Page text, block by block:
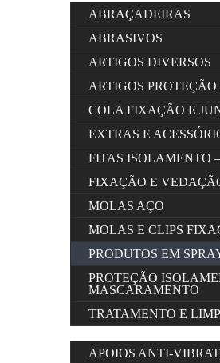
ABRAÇADEIRAS
ABRASIVOS
ARTIGOS DIVERSOS
ARTIGOS PROTEÇÃO
COLA FIXAÇÃO E
EXTRAS E
FITAS ISOLAMENTO
FIXAÇÃO E
MOLAS AÇO
MOLAS E CLIPS
PRODUTOS EM
PROTEÇÃO
MASCARAMENTO
TRATAMENTO E
APOIOS ANTI-